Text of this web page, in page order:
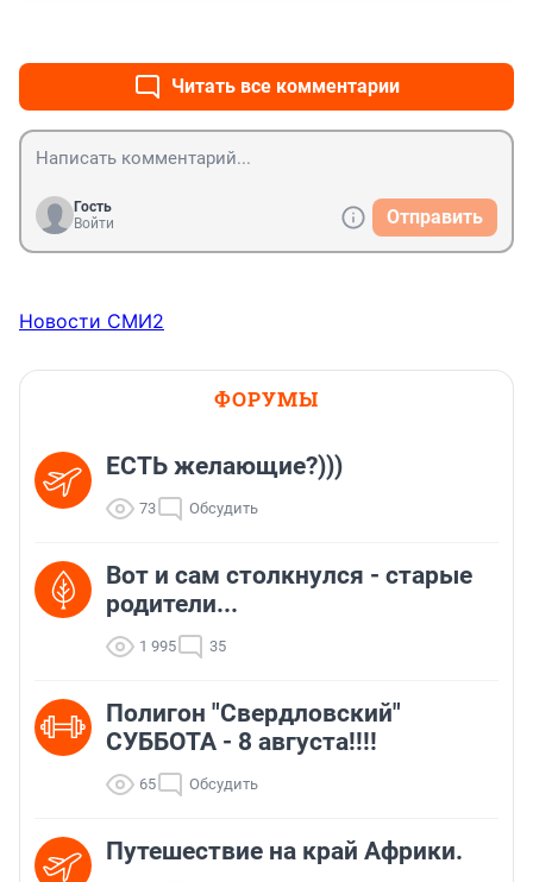
Читать все комментарии
Гость
Войти
Отправить
Новости СМИ2
ФОРУМЫ
ЕСТЬ желающие?)))
73 Обсудить
Вот и сам столкнулся - старые
родители...
1 995 35
Полигон "Свердловский"
СУББОТА - 8 августа!!!!
65 Обсудить
Путешествие на край Африки.